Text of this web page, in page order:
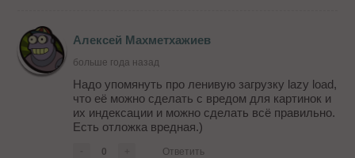
Алексей Махметхажиев
больше года назад
Надо упомянуть про ленивую загрузку lazy load,
что её можно сделать с вредом для картинок и
их индексации и можно сделать всё правильно.
Есть отложка вредная.)
0 Ответить